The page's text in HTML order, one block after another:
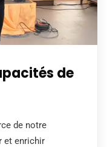
de
de notre
et enrichir